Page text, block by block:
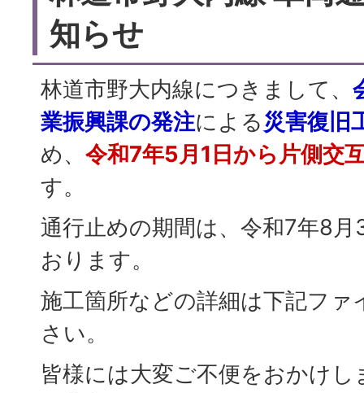
知らせ
林道市野大内線につきまして、
業振興課の発注による災害復旧
め、 令和7年5月1日から片側交
す。
通行止めの期間は、令和7年8
おります。
施工箇所などの詳細は下記ファ
さい。
皆様には大変ご不便をおかけ